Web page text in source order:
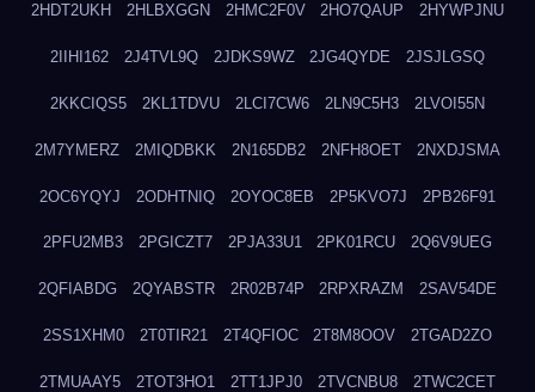
2HDT2UKH 2HLBXGGN 2HMC2F0V 2HO7QAUP 2HYWPJNU
2IIHI162 2J4TVL9Q 2JDKS9WZ 2JG4QYDE 2JSJLGSQ
2KKCIQS5 2KL1TDVU 2LCI7CW6 2LN9C5H3 2LVOI55N
2M7YMERZ 2MIQDBKK 2N165DB2 2NFH8OET 2NXDJSMA
2OC6YQYJ 2ODHTNIQ 2OYOC8EB 2P5KVO7J 2PB26F91
2PFU2MB3 2PGICZT7 2PJA33U1 2PK01RCU 2Q6V9UEG
2QFIABDG 2QYABSTR 2R02B74P 2RPXRAZM 2SAV54DE
2SS1XHM0 2T0TIR21 2T4QFIOC 2T8M8OOV 2TGAD2ZO
2TMUAAY5 2TOT3HO1 2TT1JPJ0 2TVCNBU8 2TWC2CET